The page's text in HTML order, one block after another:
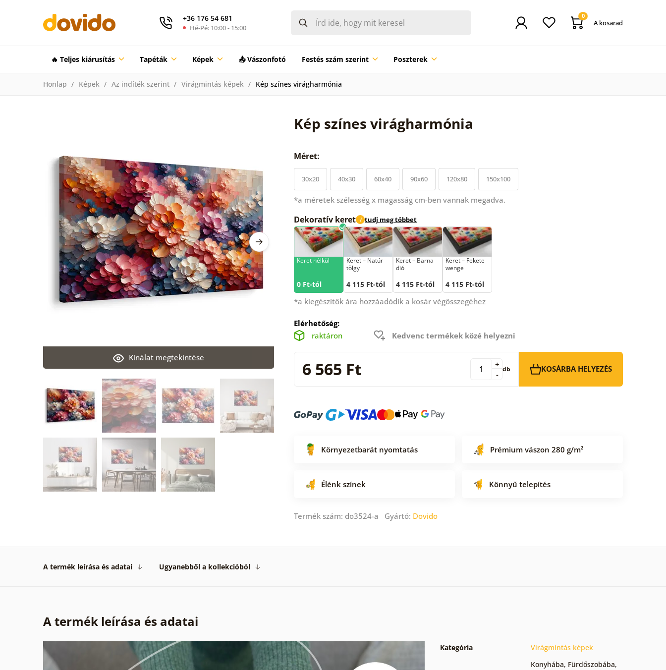
+36 176 54 681
Hé-Pé: 10:00 - 15:00
0
A kosarad
🔥 Teljes kiárusítás Tapéták Képek 📤 Vászonfotó Festés szám szerint Poszterek
Honlap Képek Az indíték szerint Virágmintás képek Kép színes virágharmónia
Kép színes virágharmónia
Kínálat megtekintése
Méret:
30x20 40x30 60x40 90x60 120x80 150x100
*a méretek szélesség x magasság cm-ben vannak megadva.
Dekoratív keret i tudj meg többet
Keret nélkül
0 Ft-tól
Keret – Natúr
tölgy
4 115 Ft-tól
Keret – Barna
dió
4 115 Ft-tól
Keret – Fekete
wenge
4 115 Ft-tól
*a kiegészítők ára hozzáadódik a kosár végösszegéhez
Elérhetőség:
raktáron
Kedvenc termékek közé helyezni
6 565 Ft -
+ db KOSÁRBA HELYEZÉS
Környezetbarát nyomtatás Prémium vászon 280 g/m²
Élénk színek Könnyű telepítés
Termék szám: do3524-a Gyártó: Dovido
A termék leírása és adatai Ugyanebből a kollekcióból
A termék leírása és adatai
Kategória Virágmintás képek
Konyhába, Fürdőszobába,